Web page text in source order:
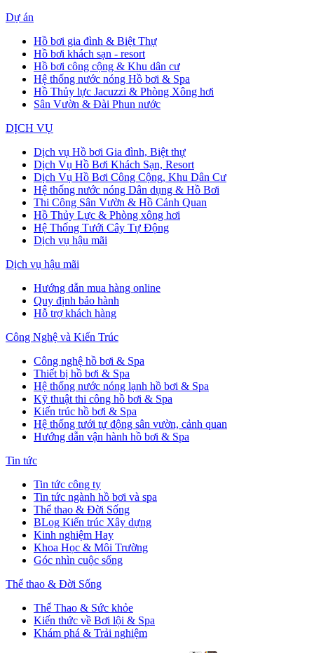
Dự án
Hồ bơi gia đình & Biệt Thự
Hồ bơi khách sạn - resort
Hồ bơi công cộng & Khu dân cư
Hệ thống nước nóng Hồ bơi & Spa
Hồ Thủy lực Jacuzzi & Phòng Xông hơi
Sân Vườn & Đài Phun nước
DỊCH VỤ
Dịch vụ Hồ bơi Gia đình, Biệt thự
Dịch Vụ Hồ Bơi Khách Sạn, Resort
Dịch Vụ Hồ Bơi Công Cộng, Khu Dân Cư
Hệ thống nước nóng Dân dụng & Hồ Bơi
Thi Công Sân Vườn & Hồ Cảnh Quan
Hồ Thủy Lực & Phòng xông hơi
Hệ Thống Tưới Cây Tự Động
Dịch vụ hậu mãi
Dịch vụ hậu mãi
Hướng dẫn mua hàng online
Quy định bảo hành
Hỗ trợ khách hàng
Công Nghệ và Kiến Trúc
Công nghệ hồ bơi & Spa
Thiết bị hồ bơi & Spa
Hệ thống nước nóng lạnh hồ bơi & Spa
Kỹ thuật thi công hồ bơi & Spa
Kiến trúc hồ bơi & Spa
Hệ thống tưới tự động sân vườn, cảnh quan
Hướng dẫn vận hành hồ bơi & Spa
Tin tức
Tin tức công ty
Tin tức ngành hồ bơi và spa
Thể thao & Đời Sống
BLog Kiến trúc Xây dựng
Kinh nghiệm Hay
Khoa Học & Môi Trường
Góc nhìn cuộc sống
Thể thao & Đời Sống
Thể Thao & Sức khỏe
Kiến thức về Bơi lội & Spa
Khám phá & Trải nghiệm